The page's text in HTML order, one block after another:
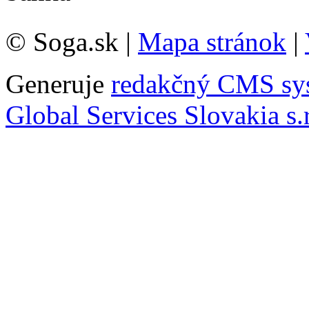
© Soga.sk | Mapa stránok |
Generuje redakčný CMS
Global Services Slovakia